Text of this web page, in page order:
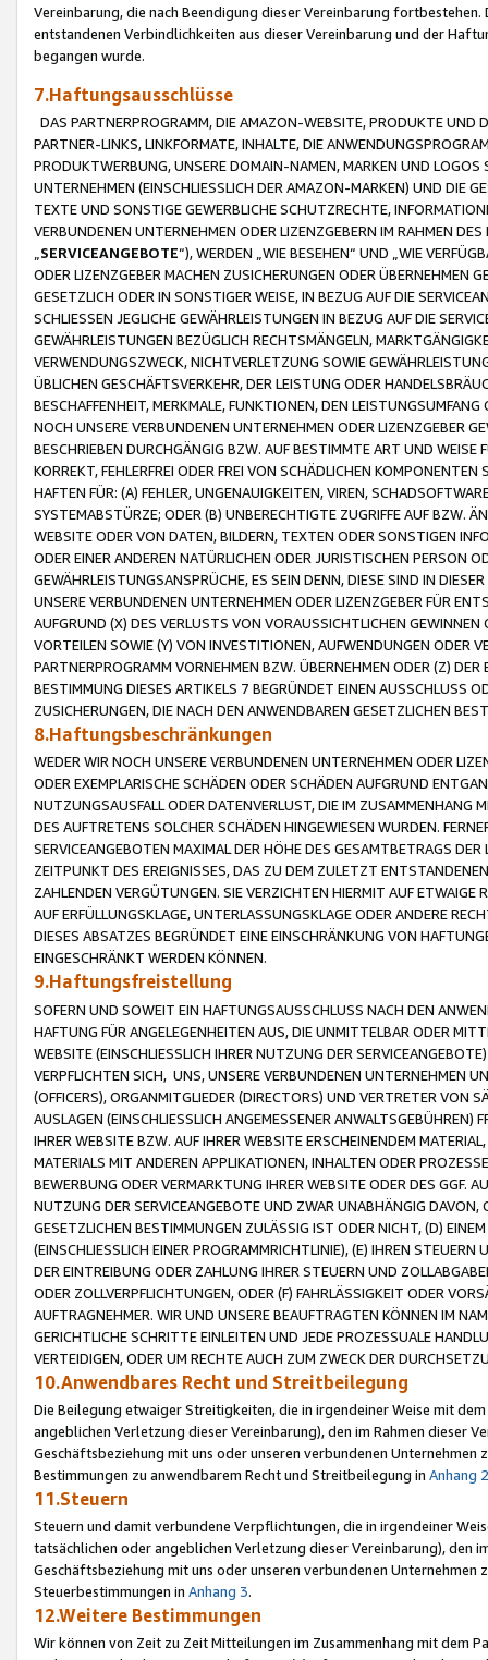
Vereinbarung, die nach Beendigung dieser Vereinbarung
entstandenen Verbindlichkeiten aus dieser Vereinbarung und der
begangen wurde.
7.Haftungsausschlüsse
DAS PARTNERPROGRAMM, DIE AMAZON-WEBSITE, PRODUKTE UND
PARTNER-LINKS, LINKFORMATE, INHALTE, DIE
PRODUKTWERBUNG, UNSERE DOMAIN-NAMEN, MARKEN UND
UNTERNEHMEN (EINSCHLIESSLICH DER AMAZON-MARKEN) UND DIE
TEXTE UND SONSTIGE GEWERBLICHE SCHUTZRECHTE,
VERBUNDENEN UNTERNEHMEN ODER LIZENZGEBERN IM RAHMEN
SERVICEANGEBOTE“), WERDEN „WIE BESEHEN“ UND „WIE
ODER LIZENZGEBER MACHEN ZUSICHERUNGEN ODER ÜBERNEHMEN
GESETZLICH ODER IN SONSTIGER WEISE, IN BEZUG AUF DIE
SCHLIESSEN JEGLICHE GEWÄHRLEISTUNGEN IN BEZUG AUF DIE
GEWÄHRLEISTUNGEN BEZÜGLICH RECHTSMÄNGELN,
VERWENDUNGSZWECK, NICHTVERLETZUNG SOWIE
ÜBLICHEN GESCHÄFTSVERKEHR, DER LEISTUNG ODER
BESCHAFFENHEIT, MERKMALE, FUNKTIONEN, DEN
NOCH UNSERE VERBUNDENEN UNTERNEHMEN ODER LIZENZGEBER
BESCHRIEBEN DURCHGÄNGIG BZW. AUF BESTIMMTE ART UND
KORREKT, FEHLERFREI ODER FREI VON SCHÄDLICHEN
HAFTEN FÜR: (A) FEHLER, UNGENAUIGKEITEN, VIREN,
SYSTEMABSTÜRZE; ODER (B) UNBERECHTIGTE ZUGRIFFE AUF BZW.
WEBSITE ODER VON DATEN, BILDERN, TEXTEN ODER SONSTIGEN
ODER EINER ANDEREN NATÜRLICHEN ODER JURISTISCHEN PERSON
GEWÄHRLEISTUNGSANSPRÜCHE, ES SEIN DENN, DIESE SIND IN
UNSERE VERBUNDENEN UNTERNEHMEN ODER LIZENZGEBER FÜR
AUFGRUND (X) DES VERLUSTS VON VORAUSSICHTLICHEN
VORTEILEN SOWIE (Y) VON INVESTITIONEN, AUFWENDUNGEN ODER
PARTNERPROGRAMM VORNEHMEN BZW. ÜBERNEHMEN ODER (Z)
BESTIMMUNG DIESES ARTIKELS 7 BEGRÜNDET EINEN AUSSCHLUSS
ZUSICHERUNGEN, DIE NACH DEN ANWENDBAREN GESETZLICHEN
8.Haftungsbeschränkungen
WEDER WIR NOCH UNSERE VERBUNDENEN UNTERNEHMEN ODER
ODER EXEMPLARISCHE SCHÄDEN ODER SCHÄDEN AUFGRUND
NUTZUNGSAUSFALL ODER DATENVERLUST, DIE IM ZUSAMMENHANG
DES AUFTRETENS SOLCHER SCHÄDEN HINGEWIESEN WURDEN.
SERVICEANGEBOTEN MAXIMAL DER HÖHE DES GESAMTBETRAGS
ZEITPUNKT DES EREIGNISSES, DAS ZU DEM ZULETZT
ZAHLENDEN VERGÜTUNGEN. SIE VERZICHTEN HIERMIT AUF
AUF ERFÜLLUNGSKLAGE, UNTERLASSUNGSKLAGE ODER ANDERE
DIESES ABSATZES BEGRÜNDET EINE EINSCHRÄNKUNG VON
EINGESCHRÄNKT WERDEN KÖNNEN.
9.Haftungsfreistellung
SOFERN UND SOWEIT EIN HAFTUNGSAUSSCHLUSS NACH DEN
HAFTUNG FÜR ANGELEGENHEITEN AUS, DIE UNMITTELBAR ODER
WEBSITE (EINSCHLIESSLICH IHRER NUTZUNG DER
VERPFLICHTEN SICH, UNS, UNSERE VERBUNDENEN UNTERNEHMEN
(OFFICERS), ORGANMITGLIEDER (DIRECTORS) UND VERTRETER VON
AUSLAGEN (EINSCHLIESSLICH ANGEMESSENER
IHRER WEBSITE BZW. AUF IHRER WEBSITE ERSCHEINENDEM
MATERIALS MIT ANDEREN APPLIKATIONEN, INHALTEN ODER
BEWERBUNG ODER VERMARKTUNG IHRER WEBSITE ODER DES GGF.
NUTZUNG DER SERVICEANGEBOTE UND ZWAR UNABHÄNGIG
GESETZLICHEN BESTIMMUNGEN ZULÄSSIG IST ODER NICHT, (D)
(EINSCHLIESSLICH EINER PROGRAMMRICHTLINIE), (E) IHREN
DER EINTREIBUNG ODER ZAHLUNG IHRER STEUERN UND
ODER ZOLLVERPFLICHTUNGEN, ODER (F) FAHRLÄSSIGKEIT ODER
AUFTRAGNEHMER. WIR UND UNSERE BEAUFTRAGTEN KÖNNEN IM
GERICHTLICHE SCHRITTE EINLEITEN UND JEDE PROZESSUALE
VERTEIDIGEN, ODER UM RECHTE AUCH ZUM ZWECK DER
10.Anwendbares Recht und Streitbeilegung
Die Beilegung etwaiger Streitigkeiten, die in irgendeiner Weise mit
angeblichen Verletzung dieser Vereinbarung), den im Rahmen dieser
Geschäftsbeziehung mit uns oder unseren verbundenen
Bestimmungen zu anwendbarem Recht und Streitbeilegung in Anhang 2
11.Steuern
Steuern und damit verbundene Verpflichtungen, die in irgendeiner
tatsächlichen oder angeblichen Verletzung dieser Vereinbarung), den
Geschäftsbeziehung mit uns oder unseren verbundenen
Steuerbestimmungen in Anhang 3.
12.Weitere Bestimmungen
Wir können von Zeit zu Zeit Mitteilungen im Zusammenhang mit dem